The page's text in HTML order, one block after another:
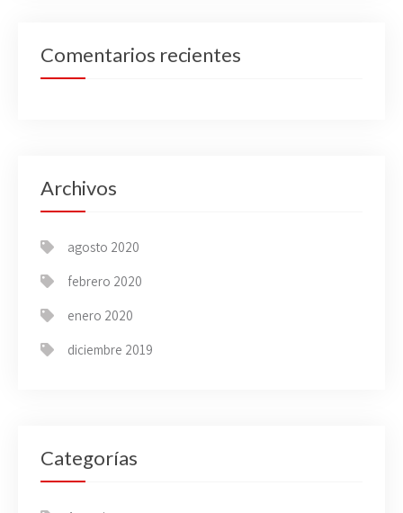
Comentarios recientes
Archivos
agosto 2020
febrero 2020
enero 2020
diciembre 2019
Categorías